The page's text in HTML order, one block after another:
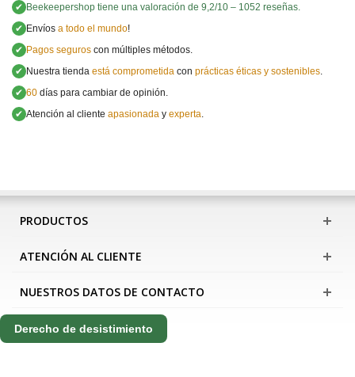
✔ Beekeepershop tiene una valoración de 9,2/10 – 1052 reseñas.
✔ Envíos a todo el mundo!
✔ Pagos seguros con múltiples métodos.
✔ Nuestra tienda está comprometida con prácticas éticas y sostenibles
✔ 60 días para cambiar de opinión.
✔ Atención al cliente apasionada y experta
PRODUCTOS
ATENCIÓN AL CLIENTE
NUESTROS DATOS DE CONTACTO
Derecho de desistimiento